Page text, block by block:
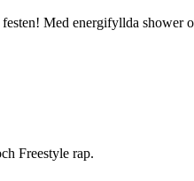
Med energifyllda shower
Freestyle rap.